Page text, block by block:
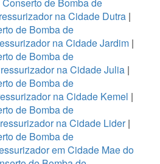
Conserto de Bomba de
na Cidade Dutra |
de Bomba de
na Cidade Jardim|
de Bomba de
na Cidade Julia |
de Bomba de
na Cidade Kemel |
de Bomba de
na Cidade Lider|
de Bomba de
em Cidade Mae do